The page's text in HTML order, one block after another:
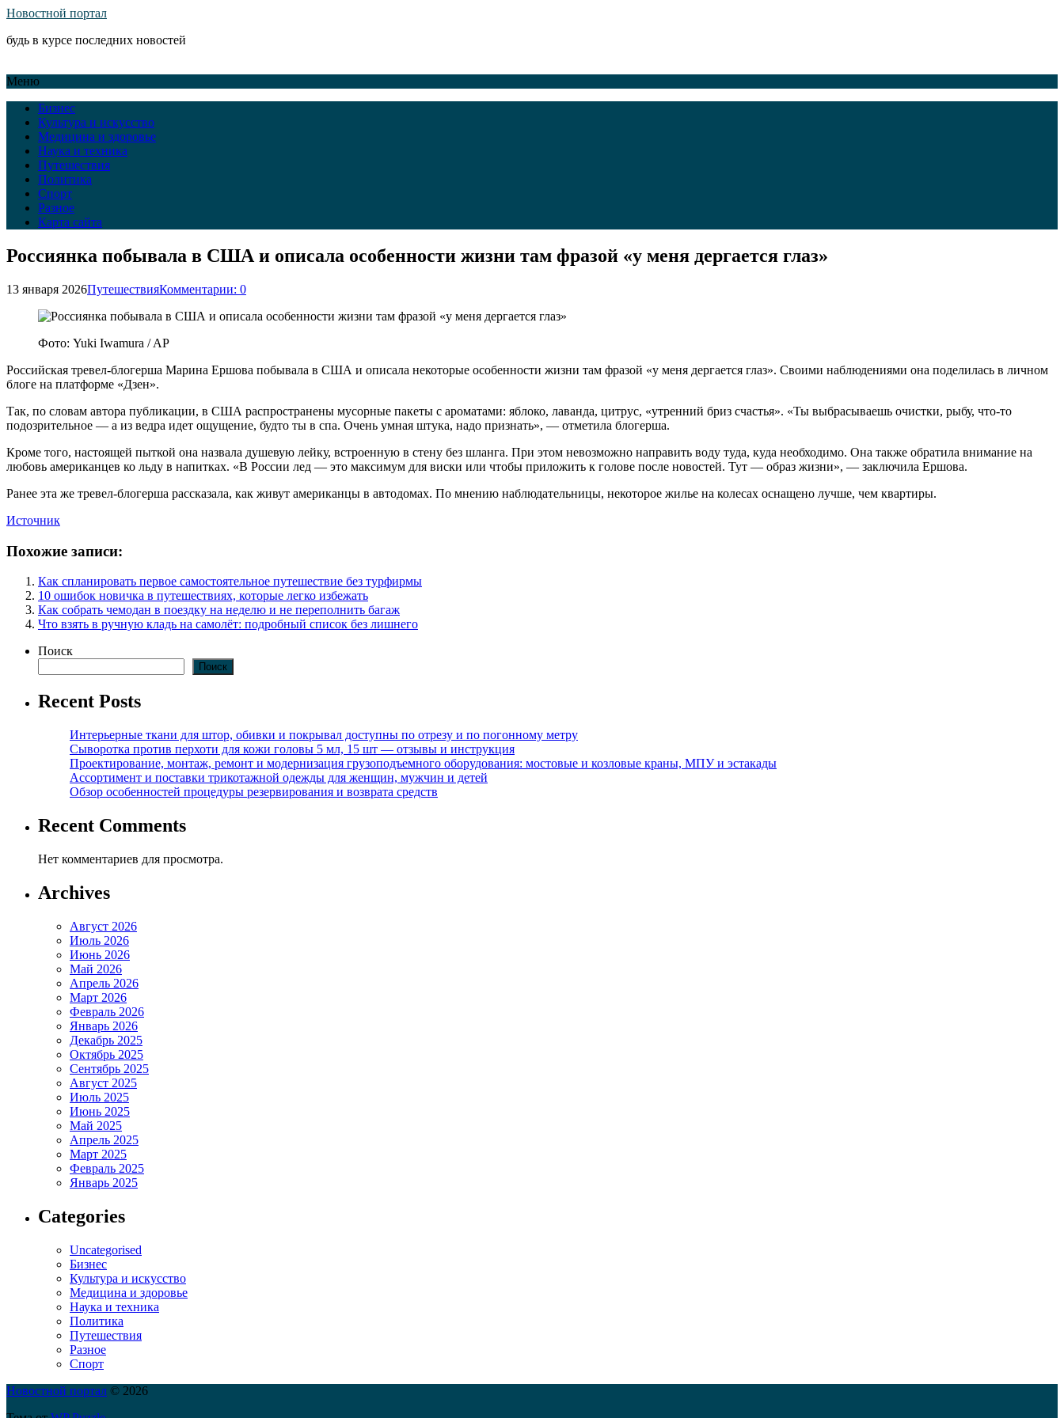
Новостной портал
будь в курсе последних новостей
Меню
Бизнес
Культура и искусство
Медицина и здоровье
Наука и техника
Путешествия
Политика
Спорт
Разное
Карта сайта
Россиянка побывала в США и описала особенности жизни там фразой «у меня дергается глаз»
13 января 2026ПутешествияКомментарии: 0
Фото: Yuki Iwamura / AP
Российская тревел-блогерша Марина Ершова побывала в США и описала некоторые особенности жизни там фразой «у меня дергается глаз». Своими наблюдениями она поделилась в личном
блоге на платформе «Дзен».
Так, по словам автора публикации, в США распространены мусорные пакеты с ароматами: яблоко, лаванда, цитрус, «утренний бриз счастья». «Ты выбрасываешь очистки, рыбу, что-то
подозрительное — а из ведра идет ощущение, будто ты в спа. Очень умная штука, надо признать», — отметила блогерша.
Кроме того, настоящей пыткой она назвала душевую лейку, встроенную в стену без шланга. При этом невозможно направить воду туда, куда необходимо. Она также обратила внимание на
любовь американцев ко льду в напитках. «В России лед — это максимум для виски или чтобы приложить к голове после новостей. Тут — образ жизни», — заключила Ершова.
Ранее эта же тревел-блогерша рассказала, как живут американцы в автодомах. По мнению наблюдательницы, некоторое жилье на колесах оснащено лучше, чем квартиры.
Источник
Похожие записи:
Как спланировать первое самостоятельное путешествие без турфирмы
10 ошибок новичка в путешествиях, которые легко избежать
Как собрать чемодан в поездку на неделю и не переполнить багаж
Что взять в ручную кладь на самолёт: подробный список без лишнего
Поиск
Поиск
Recent Posts
Интерьерные ткани для штор, обивки и покрывал доступны по отрезу и по погонному метру
Сыворотка против перхоти для кожи головы 5 мл, 15 шт — отзывы и инструкция
Проектирование, монтаж, ремонт и модернизация грузоподъемного оборудования: мостовые и козловые краны, МПУ и эстакады
Ассортимент и поставки трикотажной одежды для женщин, мужчин и детей
Обзор особенностей процедуры резервирования и возврата средств
Recent Comments
Нет комментариев для просмотра.
Archives
Август 2026
Июль 2026
Июнь 2026
Май 2026
Апрель 2026
Март 2026
Февраль 2026
Январь 2026
Декабрь 2025
Октябрь 2025
Сентябрь 2025
Август 2025
Июль 2025
Июнь 2025
Май 2025
Апрель 2025
Март 2025
Февраль 2025
Январь 2025
Categories
Uncategorised
Бизнес
Культура и искусство
Медицина и здоровье
Наука и техника
Политика
Путешествия
Разное
Спорт
Новостной портал © 2026